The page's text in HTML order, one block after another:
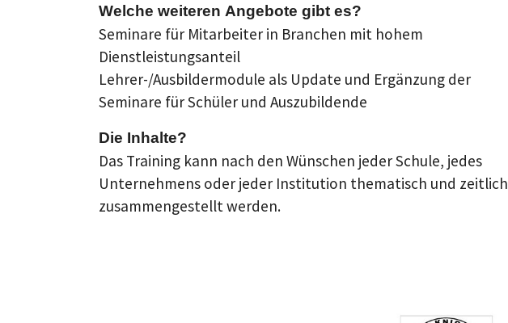
Welche weiteren Angebote gibt es?
Seminare für Mitarbeiter in Branchen mit hohem
Dienstleistungsanteil
Lehrer-/Ausbildermodule als Update und Ergänzung der
Seminare für Schüler und Auszubildende
Die Inhalte?
Das Training kann nach den Wünschen jeder Schule, jedes
Unternehmens oder jeder Institution thematisch und zeitlich
zusammengestellt werden.